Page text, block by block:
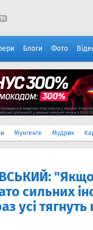
Блоги Фото
Мунгенге Мудрик
сильних
усі тягнуть